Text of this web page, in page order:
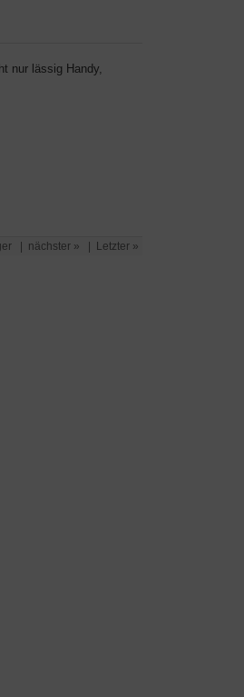
nur lässig Handy,
nächster » Letzter »